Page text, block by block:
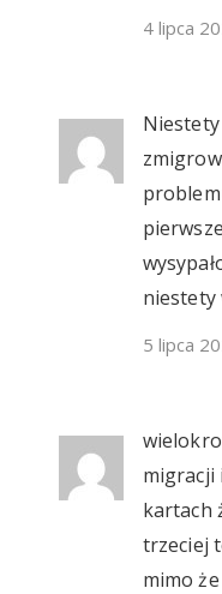
4 lipca
niestety
5 lipca
migracji
kartach
trzeciej
mimo